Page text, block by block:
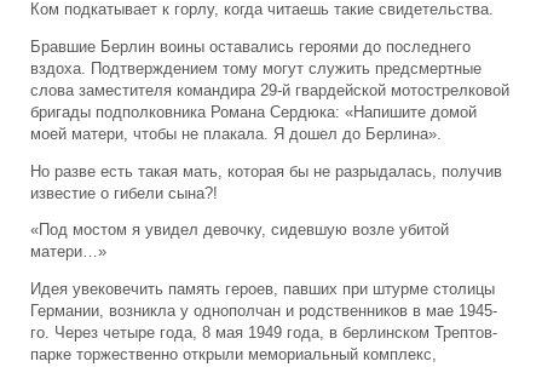
Ком подкатывает к горлу, когда читаешь такие свидетельства.
Бравшие Берлин воины оставались героями до последнего
вздоха. Подтверждением тому могут служить предсмертные
слова заместителя командира 29-й гвардейской мотострелковой
бригады подполковника Романа Сердюка: «Напишите домой
моей матери, чтобы не плакала. Я дошел до Берлина».
Но разве есть такая мать, которая бы не разрыдалась, получив
известие о гибели сына?!
«Под мостом я увидел девочку, сидевшую возле убитой
матери…»
Идея увековечить память героев, павших при штурме столицы
Германии, возникла у однополчан и родственников в мае 1945-
го. Через четыре года, 8 мая 1949 года, в берлинском Трептов-
парке торжественно открыли мемориальный комплекс,